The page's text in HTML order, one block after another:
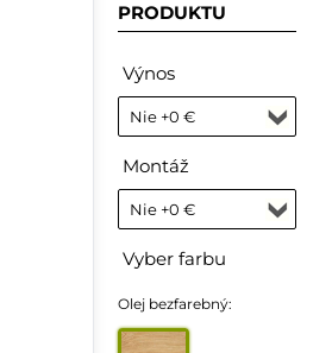
PRODUKTU
Výnos
Montáž
Vyber farbu
Olej bezfarebný: